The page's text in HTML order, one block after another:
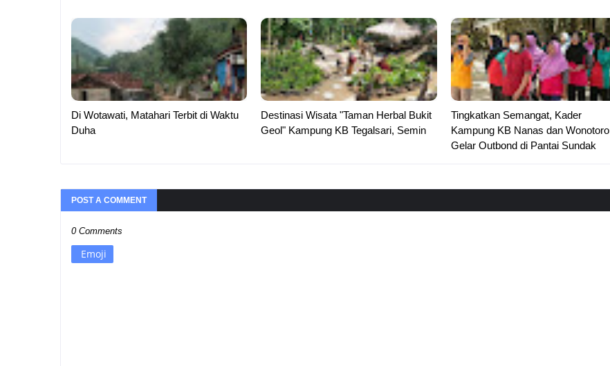
Di Wotawati, Matahari Terbit di Waktu
Duha
Destinasi Wisata "Taman Herbal Bukit
Geol" Kampung KB Tegalsari, Semin
Tingkatkan Semangat, Kader
Kampung KB Nanas dan Wonotoro
Gelar Outbond di Pantai Sundak
POST A COMMENT
0 Comments
Emoji